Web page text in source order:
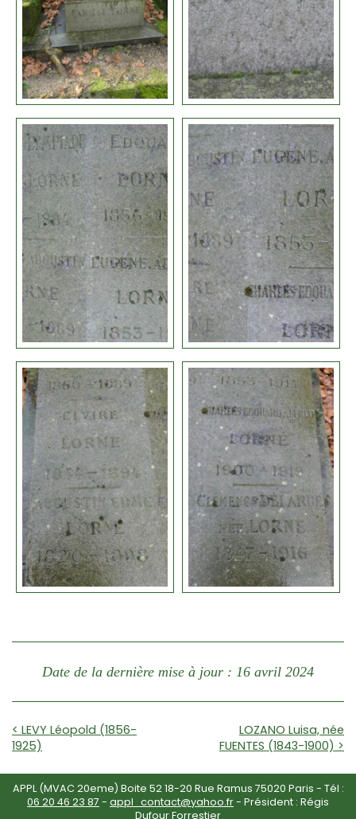
Date de la dernière mise à jour : 16 avril 2024
< LEVY Léopold (1856-
1925)
LOZANO Luisa, née
FUENTES (1843-1900) >
APPL (MVAC 20eme) Boite 52 18-20 Rue Ramus 75020 Paris - Tél :
06 20 46 23 87 - appl_contact@yahoo.fr- Président : Régis
Dufour Forrestier